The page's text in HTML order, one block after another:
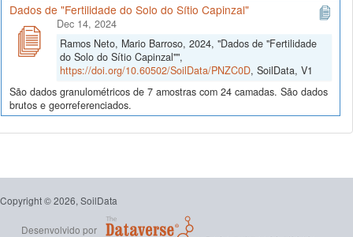
Dados de "Fertilidade do Solo do Sítio Capinzal"
Dec 14, 2024
Ramos Neto, Mario Barroso, 2024, "Dados de "Fertilidade
do Solo do Sítio Capinzal"",
https://doi.org/10.60502/SoilData/PNZC0D, SoilData, V1
São dados granulométricos de 7 amostras com 24 camadas. São dados
brutos e georreferenciados.
Copyright © 2026, SoilData
Desenvolvido por